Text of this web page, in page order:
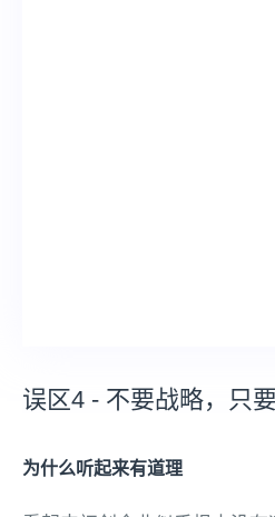
误区4 - 不要战略，只
为什么听起来有道理